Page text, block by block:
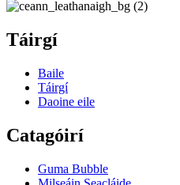
Táirgí
Baile
Táirgí
Daoine eile
Catagóirí
Guma Bubble